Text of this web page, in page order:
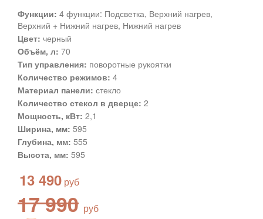
Функции: 4 функции: Подсветка, Верхний нагрев,
Верхний + Нижний нагрев, Нижний нагрев
Цвет: черный
Объём, л: 70
Тип управления: поворотные рукоятки
Количество режимов: 4
Материал панели: стекло
Количество стекол в дверце: 2
Мощность, кВт: 2,1
Ширина, мм: 595
Глубина, мм: 555
Высота, мм: 595
13 490
17 990